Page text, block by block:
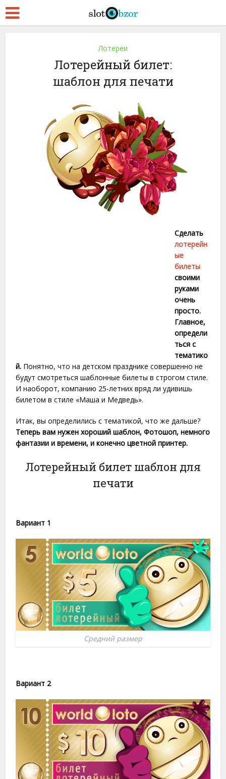
Лотереи
Лотерейный билет:
шаблон для печати
Сделать
лотерейн
ые
билеты
своими
руками
очень
просто.
Главное,
определи
ться с
тематико
й. Понятно, что на детском празднике совершенно не
будут смотреться шаблонные билеты в строгом стиле.
И наоборот, компанию 25-летних вряд ли удивишь
билетом в стиле «Маша и Медведь».
Итак, вы определились с тематикой, что же дальше?
Теперь вам нужен хороший шаблон, Фотошоп, немного
фантазии и времени, и конечно цветной принтер.
Лотерейный билет шаблон для
печати
Вариант 1
Средний размер
Вариант 2